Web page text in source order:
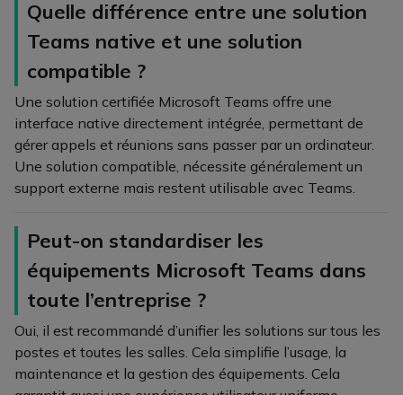
Quelle différence entre une solution
Teams native et une solution
compatible ?
Une solution certifiée Microsoft Teams offre une
interface native directement intégrée, permettant de
gérer appels et réunions sans passer par un ordinateur.
Une solution compatible, nécessite généralement un
support externe mais restent utilisable avec Teams.
Peut-on standardiser les
équipements Microsoft Teams dans
toute l’entreprise ?
Oui, il est recommandé d’unifier les solutions sur tous les
postes et toutes les salles. Cela simplifie l’usage, la
maintenance et la gestion des équipements. Cela